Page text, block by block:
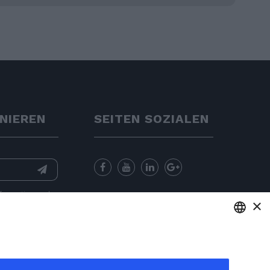
and
SEITEN SOZIALEN
ITALIAN
×